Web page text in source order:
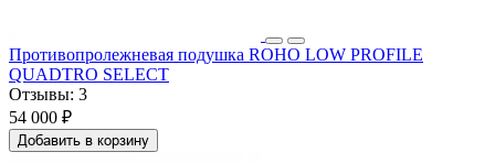
Противопролежневая подушка ROHO LOW PROFILE
QUADTRO SELECT
Отзывы: 3
54 000 ₽
Добавить в корзину